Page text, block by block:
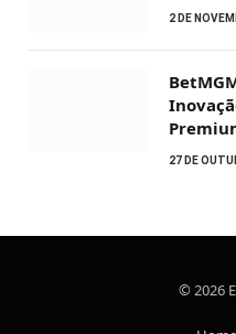
2 DE
27 DE
© 2026